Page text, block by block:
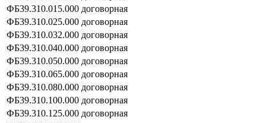
ФБ39.310.015.000 договорная
ФБ39.310.025.000 договорная
ФБ39.310.032.000 договорная
ФБ39.310.040.000 договорная
ФБ39.310.050.000 договорная
ФБ39.310.065.000 договорная
ФБ39.310.080.000 договорная
ФБ39.310.100.000 договорная
ФБ39.310.125.000 договорная